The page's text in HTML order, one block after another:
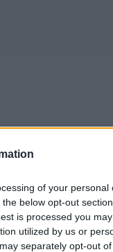
of your personal
below opt-out
is processed you may
utilized by us or
separately opt-out